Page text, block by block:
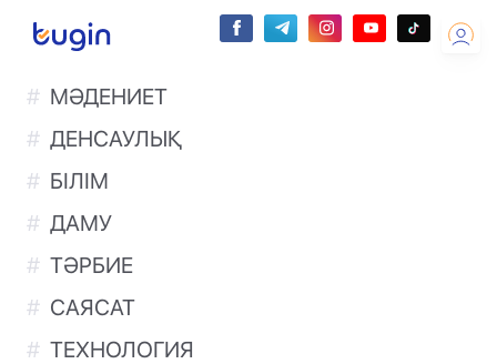
МӘДЕНИЕТ
ДЕНСАУЛЫҚ
БІЛІМ
ДАМУ
ТӘРБИЕ
САЯСАТ
ТЕХНОЛОГИЯ